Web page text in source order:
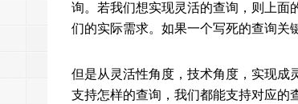
询。若我们想实现灵活的查询，则上面
们的实际需求。如果一个写死的查询关
但是从灵活性角度，技术角度，实现成
支持怎样的查询，我们都能支持对应的